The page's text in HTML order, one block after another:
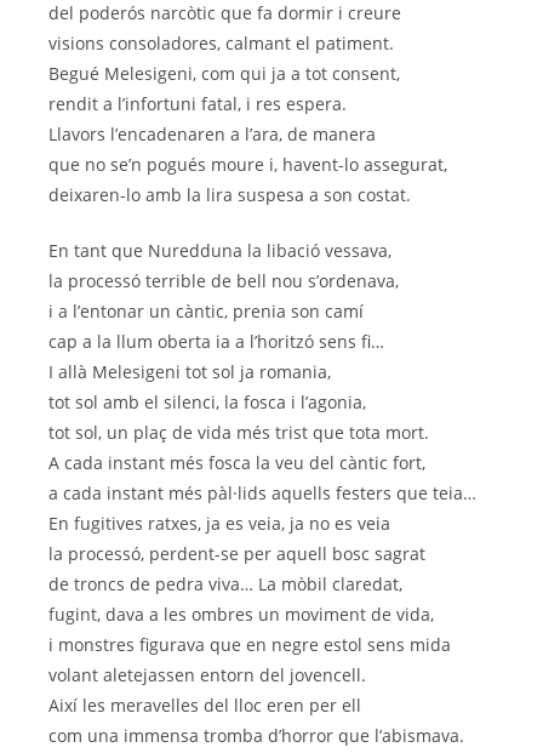
del poderós narcòtic que fa dormir i creure
visions consoladores, calmant el patiment.
Begué Melesigeni, com qui ja a tot consent,
rendit a l’infortuni fatal, i res espera.
Llavors l’encadenaren a l’ara, de manera
que no se’n pogués moure i, havent-lo assegurat,
deixaren-lo amb la lira suspesa a son costat.
En tant que Nuredduna la libació vessava,
la processó terrible de bell nou s’ordenava,
i a l’entonar un càntic, prenia son camí
cap a la llum oberta ia a l’horitzó sens fi…
I allà Melesigeni tot sol ja romania,
tot sol amb el silenci, la fosca i l’agonia,
tot sol, un plaç de vida més trist que tota mort.
A cada instant més fosca la veu del càntic fort,
a cada instant més pàl·lids aquells festers que teia…
En fugitives ratxes, ja es veia, ja no es veia
la processó, perdent-se per aquell bosc sagrat
de troncs de pedra viva… La mòbil claredat,
fugint, dava a les ombres un moviment de vida,
i monstres figurava que en negre estol sens mida
volant aletejassen entorn del jovencell.
Així les meravelles del lloc eren per ell
com una immensa tromba d’horror que l’abismava.